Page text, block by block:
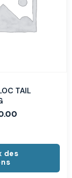
TAIL
des